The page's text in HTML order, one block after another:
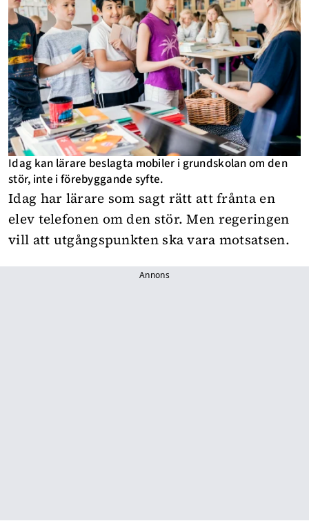
Idag kan lärare beslagta mobiler i grundskolan om den
stör, inte i förebyggande syfte.
Idag har lärare som sagt rätt att frånta en
elev telefonen om den stör. Men regeringen
vill att utgångspunkten ska vara motsatsen.
Annons